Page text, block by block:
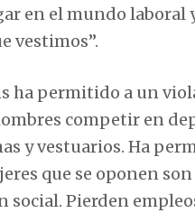
en el mundo laboral
vestimos”.
ha permitido a un
competir en
y vestuarios. Ha
que se oponen
social. Pierden